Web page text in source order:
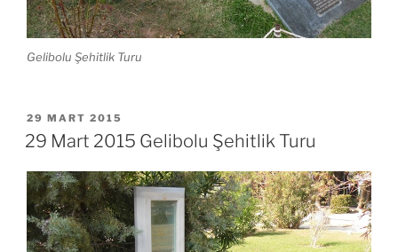
Gelibolu Şehitlik Turu
YAYIM
TARIHI
29 MART 2015
29 Mart 2015 Gelibolu Şehitlik Turu